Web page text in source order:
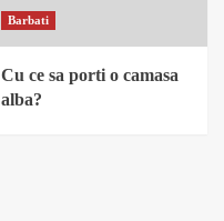
Barbati
Cu ce sa porti o camasa
alba?